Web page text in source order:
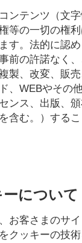
ンテンツ（文字
等の一切の権
す。法的に認
前の許諾なく
製、改変、販
、WEBやその
ンス、出版、
含む。）する
について
お客さまのサイ
クッキーの技